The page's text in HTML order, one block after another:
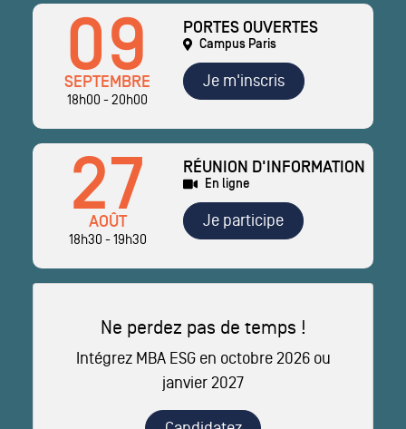
09
SEPTEMBRE
18h00 - 20h00
PORTES OUVERTES
Campus Paris
Je m'inscris
27
AOÛT
18h30 - 19h30
RÉUNION D'INFORMATION
En ligne
Je participe
Ne perdez pas de temps !
Intégrez MBA ESG en octobre 2026 ou
janvier 2027